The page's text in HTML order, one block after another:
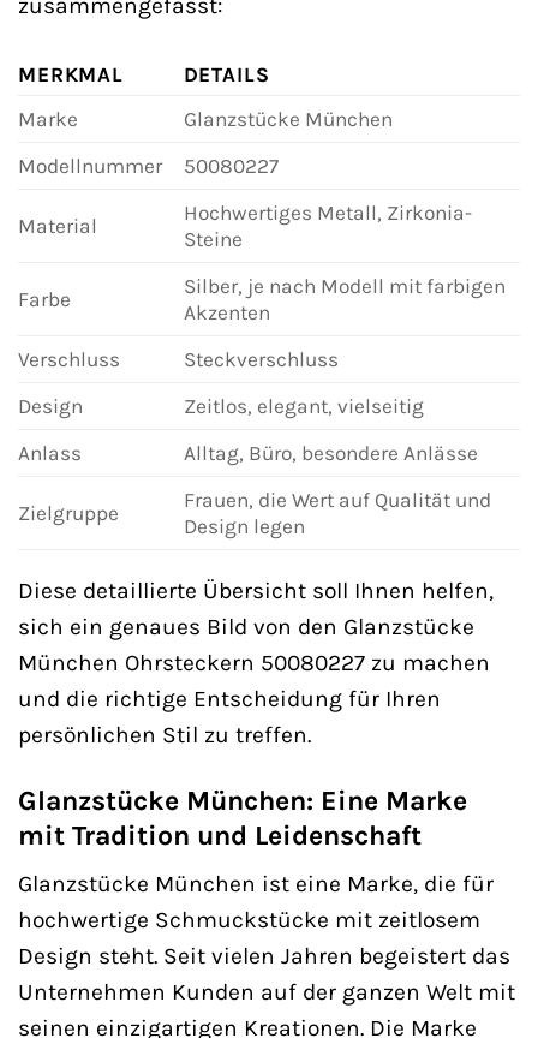
MERKMAL
DETAILS
Marke
Glanzstücke München
Modellnummer
50080227
Material
Hochwertiges Metall, Zirkonia-
Steine
Farbe
Silber, je nach Modell mit farbigen
Akzenten
Verschluss
Steckverschluss
Design
Zeitlos, elegant, vielseitig
Anlass
Alltag, Büro, besondere Anlässe
Zielgruppe
Frauen, die Wert auf Qualität und
Design legen
Diese detaillierte Übersicht soll Ihnen helfen,
sich ein genaues Bild von den Glanzstücke
München Ohrsteckern 50080227 zu machen
und die richtige Entscheidung für Ihren
persönlichen Stil zu treffen.
Glanzstücke München: Eine Marke
mit Tradition und Leidenschaft
Glanzstücke München ist eine Marke, die für
hochwertige Schmuckstücke mit zeitlosem
Design steht. Seit vielen Jahren begeistert das
Unternehmen Kunden auf der ganzen Welt mit
seinen einzigartigen Kreationen. Die Marke